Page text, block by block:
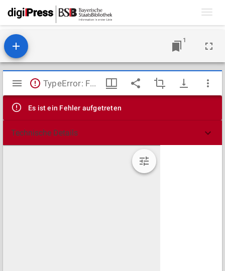
1
Mirador
Viewer
TypeError: Failed to fetch
Es ist ein Fehler aufgetreten
Technische Details